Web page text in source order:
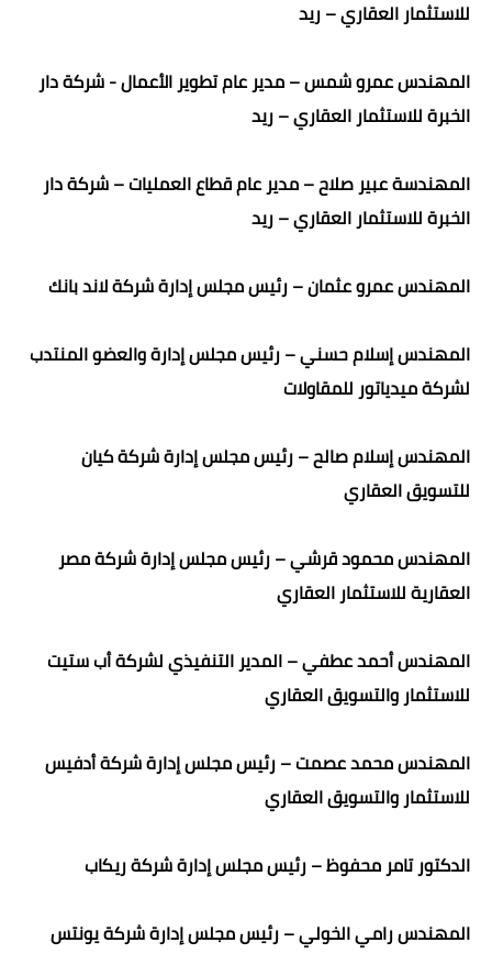
للاستثمار العقاري – ريد
المهندس عمرو شمس – مدير عام تطوير الأعمال - شركة دار
الخبرة للاستثمار العقاري – ريد
المهندسة عبير صلاح – مدير عام قطاع العمليات – شركة دار
الخبرة للاستثمار العقاري – ريد
المهندس عمرو عثمان – رئيس مجلس إدارة شركة لاند بانك
المهندس إسلام حسني – رئيس مجلس إدارة والعضو المنتدب
لشركة ميدياتور للمقاولات
المهندس إسلام صالح – رئيس مجلس إدارة شركة كيان
للتسويق العقاري
المهندس محمود قرشي – رئيس مجلس إدارة شركة مصر
العقارية للاستثمار العقاري
المهندس أحمد عطفي – المدير التنفيذي لشركة أب ستيت
للاستثمار والتسويق العقاري
المهندس محمد عصمت – رئيس مجلس إدارة شركة أدفيس
للاستثمار والتسويق العقاري
الدكتور تامر محفوظ – رئيس مجلس إدارة شركة ريكاب
المهندس رامي الخولي – رئيس مجلس إدارة شركة يونتس